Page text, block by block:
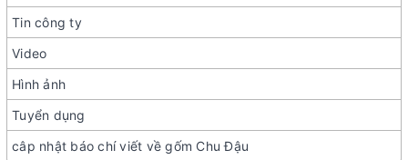
Tin công ty
Video
Hình ảnh
Tuyển dụng
câp nhật báo chí viết về gốm Chu Đậu